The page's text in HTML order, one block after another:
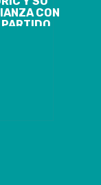
CON
PARTIDO